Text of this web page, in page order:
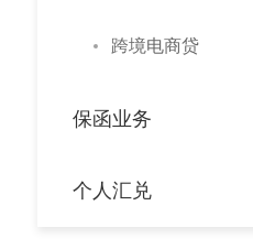
跨境电商贷
保函业务
个人汇兑